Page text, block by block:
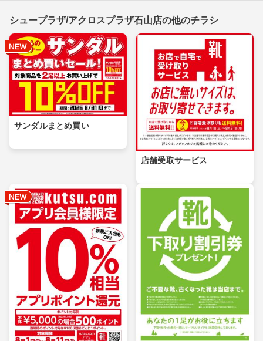
シュープラザ/アクロスプラザ石山店の他のチラシ
サンダルまとめ買い
店舗受取サービス